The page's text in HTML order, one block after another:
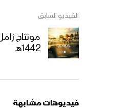
الفيديو السابق
مونتاج
1442هـ
فيديوهات مشابهة